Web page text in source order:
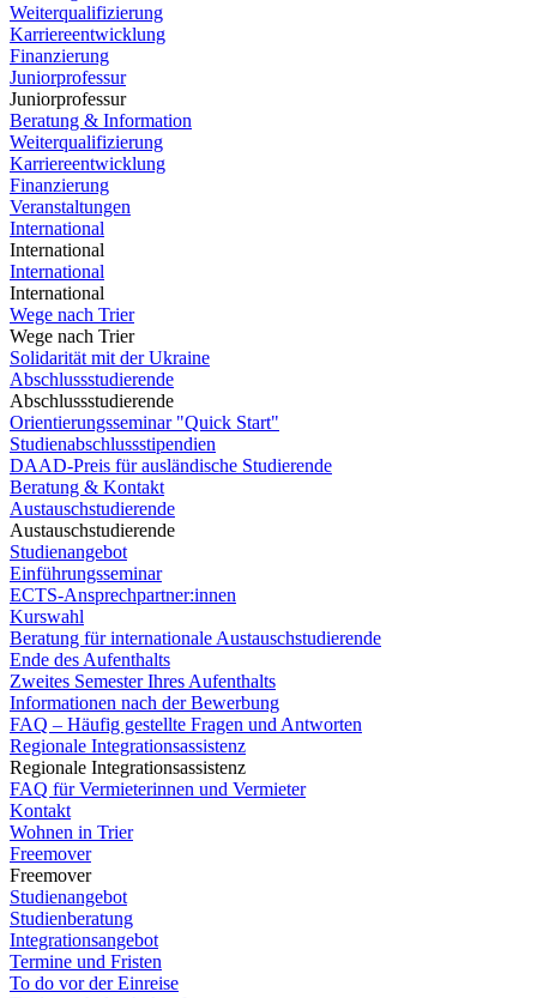
Weiterqualifizierung
Karriereentwicklung
Finanzierung
Juniorprofessur
Juniorprofessur
Beratung & Information
Weiterqualifizierung
Karriereentwicklung
Finanzierung
Veranstaltungen
International
International
International
International
Wege nach Trier
Wege nach Trier
Solidarität mit der Ukraine
Abschlussstudierende
Abschlussstudierende
Orientierungsseminar "Quick Start"
Studienabschlussstipendien
DAAD-Preis für ausländische Studierende
Beratung & Kontakt
Austauschstudierende
Austauschstudierende
Studienangebot
Einführungsseminar
ECTS-Ansprechpartner:innen
Kurswahl
Beratung für internationale Austauschstudierende
Ende des Aufenthalts
Zweites Semester Ihres Aufenthalts
Informationen nach der Bewerbung
FAQ – Häufig gestellte Fragen und Antworten
Regionale Integrationsassistenz
Regionale Integrationsassistenz
FAQ für Vermieterinnen und Vermieter
Kontakt
Wohnen in Trier
Freemover
Freemover
Studienangebot
Studienberatung
Integrationsangebot
Termine und Fristen
To do vor der Einreise